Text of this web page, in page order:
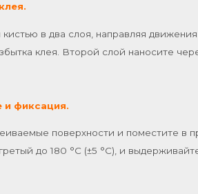
в два слоя, направляя
клея. Второй слой наносите
и фиксация.
поверхности и поместите в
до 180 °C (±5 °C), и